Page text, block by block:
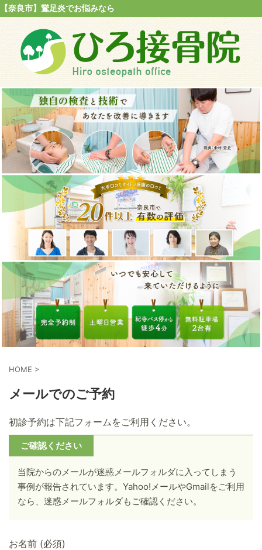
【奈良市】鵞足炎でお悩みなら
HOME >
メールでのご予約
初診予約は下記フォームをご利用ください。
ご確認ください
当院からのメールが迷惑メールフォルダに入ってしまう
事例が報告されています。Yahoo!メールやGmailをご利用
なら、迷惑メールフォルダもご確認ください。
お名前 (必須)